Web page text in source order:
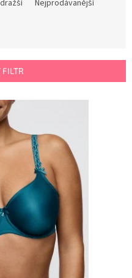
Nejprodávanější
FILTR